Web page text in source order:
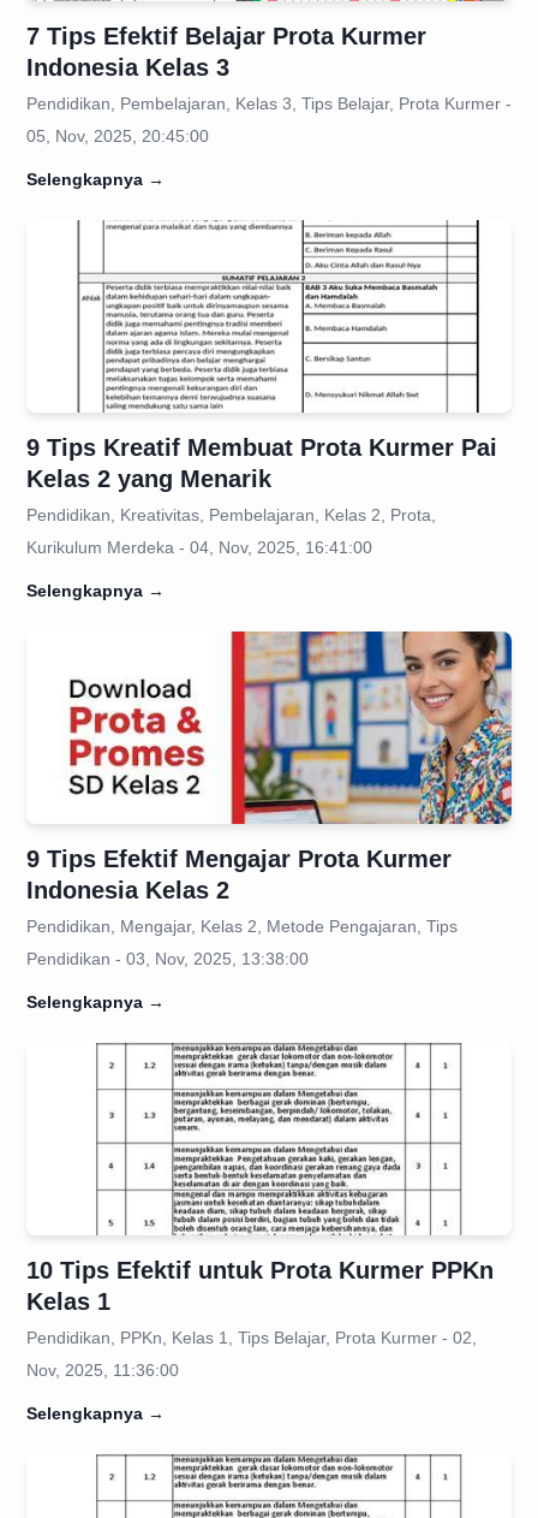
7 Tips Efektif Belajar Prota Kurmer
Indonesia Kelas 3
Pendidikan, Pembelajaran, Kelas 3, Tips Belajar, Prota Kurmer -
05, Nov, 2025, 20:45:00
Selengkapnya →
9 Tips Kreatif Membuat Prota Kurmer Pai
Kelas 2 yang Menarik
Pendidikan, Kreativitas, Pembelajaran, Kelas 2, Prota,
Kurikulum Merdeka - 04, Nov, 2025, 16:41:00
Selengkapnya →
9 Tips Efektif Mengajar Prota Kurmer
Indonesia Kelas 2
Pendidikan, Mengajar, Kelas 2, Metode Pengajaran, Tips
Pendidikan - 03, Nov, 2025, 13:38:00
Selengkapnya →
10 Tips Efektif untuk Prota Kurmer PPKn
Kelas 1
Pendidikan, PPKn, Kelas 1, Tips Belajar, Prota Kurmer - 02,
Nov, 2025, 11:36:00
Selengkapnya →